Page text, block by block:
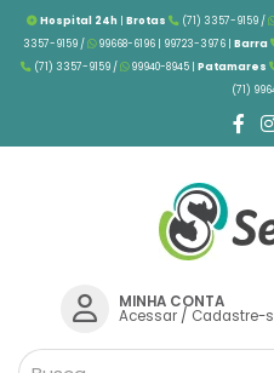
Hospital 24h| Brotas (71) 3357-9159 /
3357-9159 /
99668-6196 | 99723-3976 | Barra
(71) 3357-9159 /
99940-8945 | Patamares
(71)
MINHA CONTA
Acessar/ Cadastre-